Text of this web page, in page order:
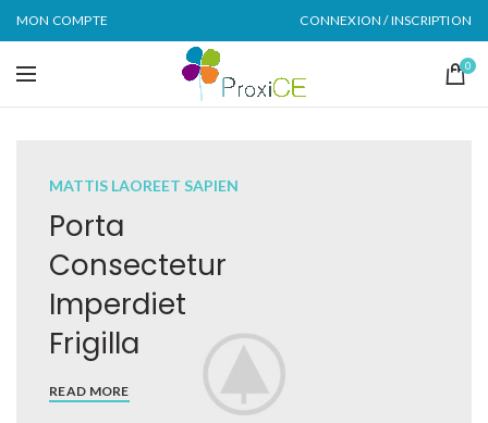
MON COMPTE CONNEXION / INSCRIPTION
0
MATTIS LAOREET SAPIEN
Porta
Consectetur
Imperdiet
Frigilla
READ MORE